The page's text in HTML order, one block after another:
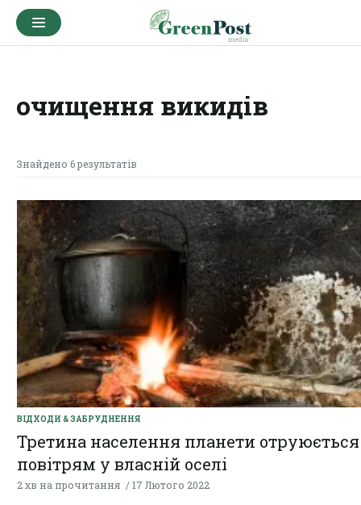
очищення викидів
Знайдено 6 результатів
ВІДХОДИ & ЗАБРУДНЕННЯ
Третина населення планети отруюється
повітрям у власній оселі
2 хв на прочитання 17 Лютого 2022